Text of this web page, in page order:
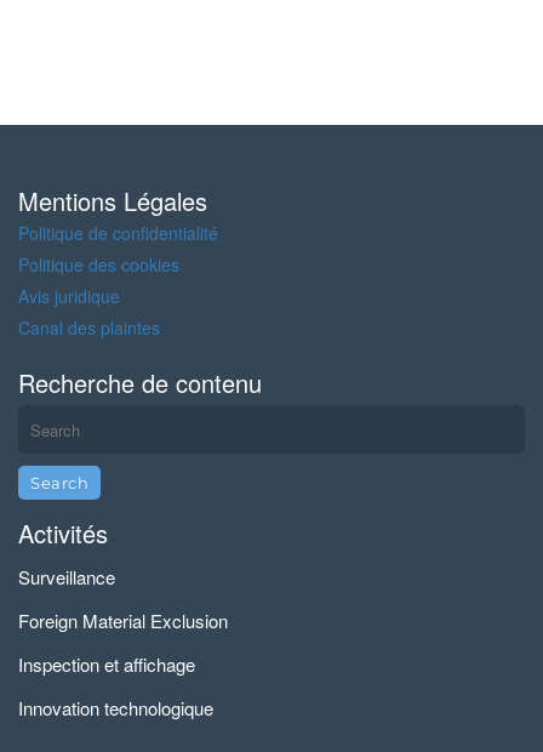
Mentions Légales
Politique de confidentialité
Politique des cookies
Avis juridique
Canal des plaintes
Recherche de contenu
Activités
Surveillance
Foreign Material Exclusion
Inspection et affichage
Innovation technologique